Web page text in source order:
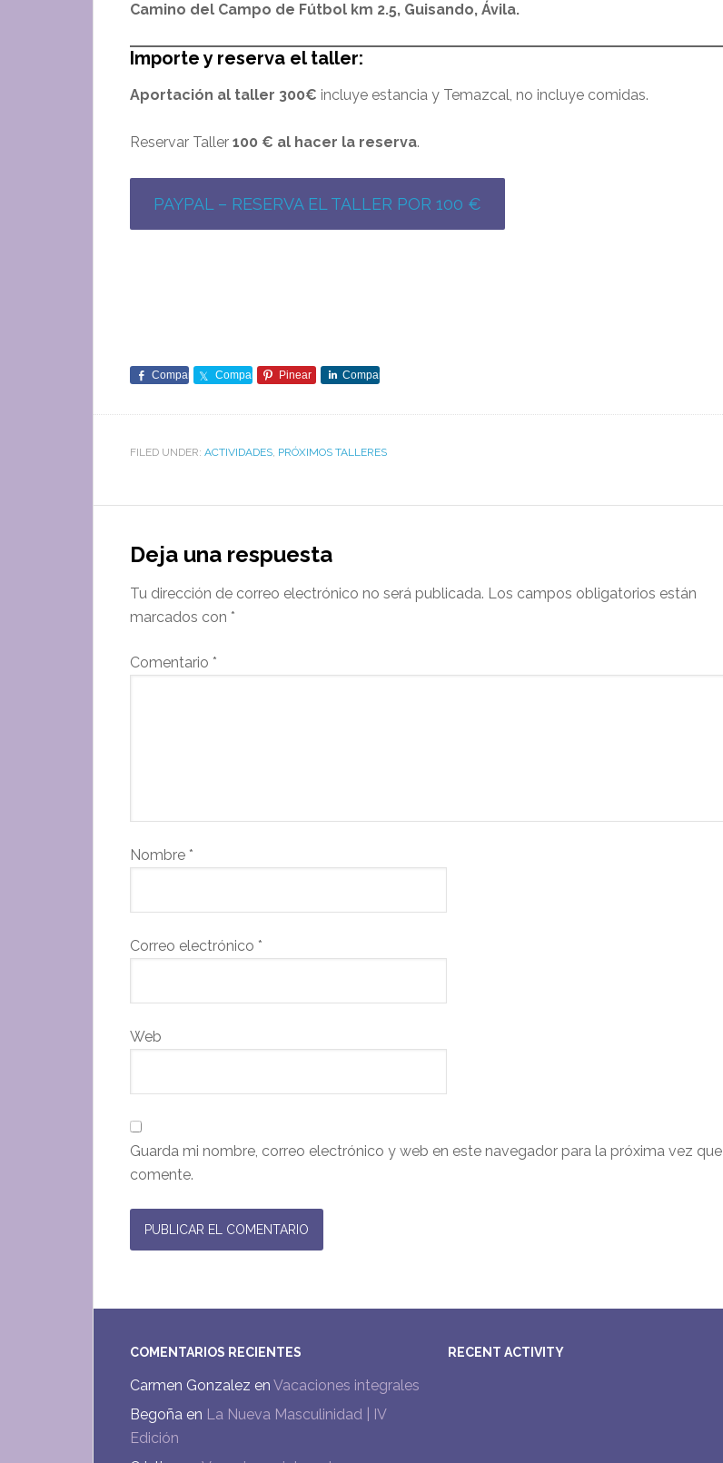
Camino del Campo de Fútbol km 2.5, Guisando, Ávila.
Importe y reserva el taller:
Aportación al taller 300€ incluye estancia y Temazcal, no incluye comidas.
Reservar Taller 100 € al hacer la reserva.
PAYPAL – RESERVA EL TALLER POR 100 €
Comparte Comparte Pinear Comparte
FILED UNDER: ACTIVIDADES, PRÓXIMOS TALLERES
Deja una respuesta
Tu dirección de correo electrónico no será publicada. Los campos obligatorios están
marcados con *
Comentario *
Nombre *
Correo electrónico *
Web
Guarda mi nombre, correo electrónico y web en este navegador para la próxima vez que
comente.
COMENTARIOS RECIENTES
Carmen Gonzalez en Vacaciones integrales
Begoña en La Nueva Masculinidad | IV
Edición
RECENT ACTIVITY